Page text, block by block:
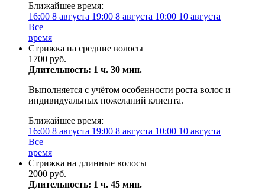
Ближайшее время:
16:00 8 августа 19:00 8 августа 10:00 10 августа
Все
время
Стрижка на средние волосы
1700 руб.
Длительность: 1 ч. 30 мин.
Выполняется с учётом особенности роста волос и
индивидуальных пожеланий клиента.
Ближайшее время:
16:00 8 августа 19:00 8 августа 10:00 10 августа
Все
время
Стрижка на длинные волосы
2000 руб.
Длительность: 1 ч. 45 мин.